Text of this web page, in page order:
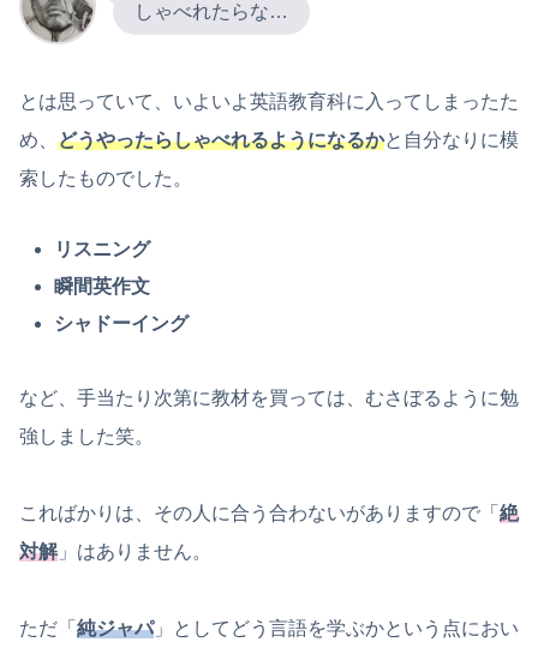
しゃべれたらな…
とは思っていて、いよいよ英語教育科に入ってしまったた
め、 どうやったらしゃべれるようになるかと自分なりに模
索したものでした。
リスニング
瞬間英作文
シャドーイング
など、手当たり次第に教材を買っては、むさぼるように勉
強しました笑。
こればかりは、その人に合う合わないがありますので「 絶
対解」はありません。
ただ「 純ジャパ」としてどう言語を学ぶかという点におい